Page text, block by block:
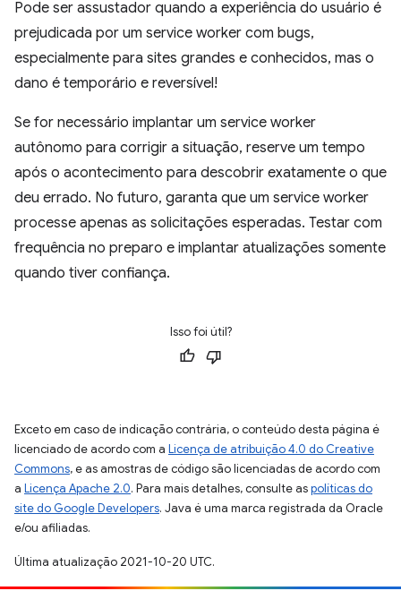
Pode ser assustador quando a experiência do usuário é
prejudicada por um service worker com bugs,
especialmente para sites grandes e conhecidos, mas o
dano é temporário e reversível!
Se for necessário implantar um service worker
autônomo para corrigir a situação, reserve um tempo
após o acontecimento para descobrir exatamente o que
deu errado. No futuro, garanta que um service worker
processe apenas as solicitações esperadas. Testar com
frequência no preparo e implantar atualizações somente
quando tiver confiança.
Isso foi útil?
Exceto em caso de indicação contrária, o conteúdo desta página é
licenciado de acordo com a Licença de atribuição 4.0 do Creative
Commons, e as amostras de código são licenciadas de acordo com
a Licença Apache 2.0. Para mais detalhes, consulte aspolíticas do
site do Google Developers. Java é uma marca registrada da Oracle
e/ou afiliadas.
Última atualização 2021-10-20 UTC.